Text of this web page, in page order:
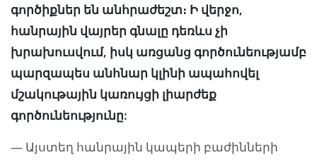
գործիքներ են անհրաժեշտ։ Ի վերջո,
հանրային վայրեր գնալը դեռևս չի
խրախուսվում, իսկ առցանց գործունեությամբ
պարզապես անհնար կլինի ապահովել
մշակութային կառույցի լիարժեք
գործունեությունը:
— Այստեղ հանրային կապերի բաժինների